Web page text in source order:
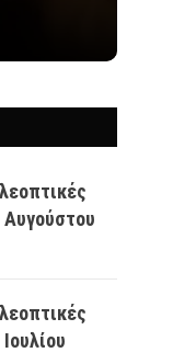
Αυγούστου